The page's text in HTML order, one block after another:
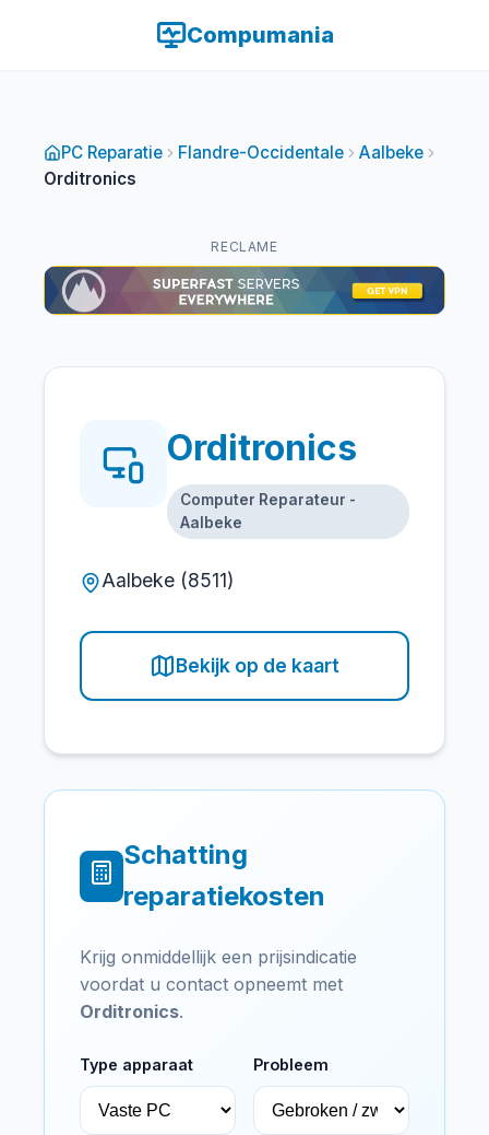
Compumania
PC Reparatie Flandre-Occidentale
Aalbeke
Orditronics
RECLAME
Orditronics
Computer Reparateur -
Aalbeke
Aalbeke (8511)
Bekijk op de kaart
Schatting
reparatiekosten
Krijg onmiddellijk een prijsindicatie
voordat u contact opneemt met
Orditronics.
Type apparaat Probleem